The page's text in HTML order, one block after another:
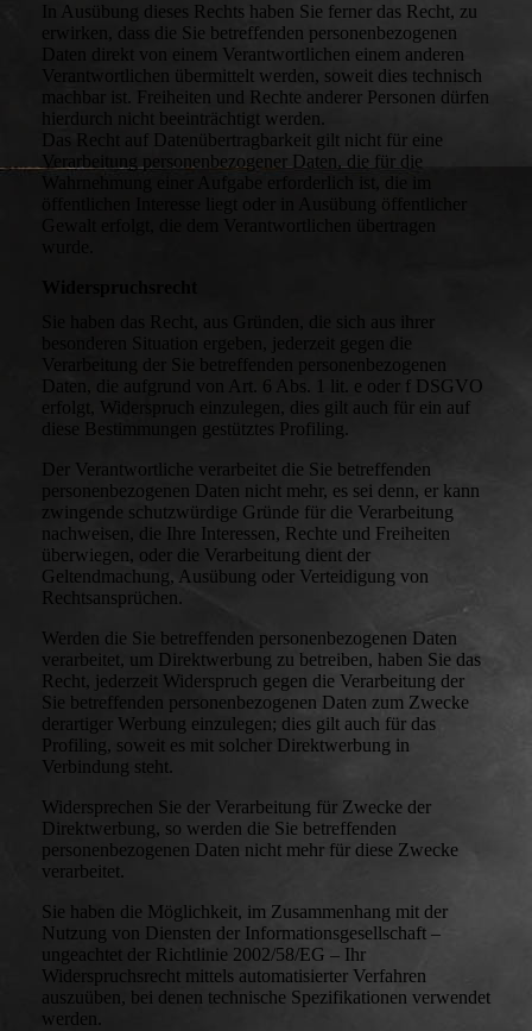
In Ausübung dieses Rechts haben Sie ferner das Recht, zu
erwirken, dass die Sie betreffenden personenbezogenen
Daten direkt von einem Verantwortlichen einem anderen
Verantwortlichen übermittelt werden, soweit dies technisch
machbar ist. Freiheiten und Rechte anderer Personen dürfen
hierdurch nicht beeinträchtigt werden.
Das Recht auf Datenübertragbarkeit gilt nicht für eine
Verarbeitung personenbezogener Daten, die für die
Wahrnehmung einer Aufgabe erforderlich ist, die im
öffentlichen Interesse liegt oder in Ausübung öffentlicher
Gewalt erfolgt, die dem Verantwortlichen übertragen
Sie haben das Recht, aus Gründen, die sich aus ihrer
besonderen Situation ergeben, jederzeit gegen die
Verarbeitung der Sie betreffenden personenbezogenen
Daten, die aufgrund von Art. 6 Abs. 1 lit. e oder f DSGVO
erfolgt, Widerspruch einzulegen, dies gilt auch für ein auf
diese Bestimmungen gestütztes Profiling.
Der Verantwortliche verarbeitet die Sie betreffenden
personenbezogenen Daten nicht mehr, es sei denn, er kann
zwingende schutzwürdige Gründe für die Verarbeitung
nachweisen, die Ihre Interessen, Rechte und Freiheiten
überwiegen, oder die Verarbeitung dient der
Geltendmachung, Ausübung oder Verteidigung von
Rechtsansprüchen.
Werden die Sie betreffenden personenbezogenen Daten
verarbeitet, um Direktwerbung zu betreiben, haben Sie das
Recht, jederzeit Widerspruch gegen die Verarbeitung der
Sie betreffenden personenbezogenen Daten zum Zwecke
derartiger Werbung einzulegen; dies gilt auch für das
Profiling, soweit es mit solcher Direktwerbung in
Verbindung steht.
Widersprechen Sie der Verarbeitung für Zwecke der
Direktwerbung, so werden die Sie betreffenden
personenbezogenen Daten nicht mehr für diese Zwecke
verarbeitet.
Sie haben die Möglichkeit, im Zusammenhang mit der
Nutzung von Diensten der Informationsgesellschaft –
ungeachtet der Richtlinie 2002/58/EG – Ihr
Widerspruchsrecht mittels automatisierter Verfahren
auszuüben, bei denen technische Spezifikationen verwendet
werden.